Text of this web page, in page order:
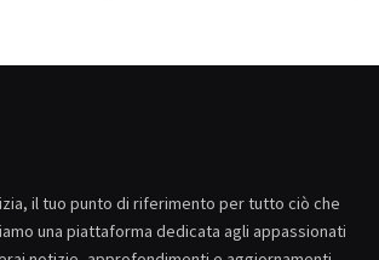
il tuo punto di riferimento per tutto ciò che
una piattaforma dedicata agli appassionati